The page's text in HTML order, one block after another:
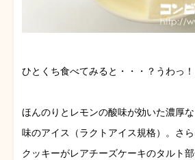
ひとくち食べてみると・・・？うわっ
ほんのりとレモンの酸味が効いた濃厚
味のアイス（ラクトアイス規格）。さ
クッキーがレアチーズケーキのタルト